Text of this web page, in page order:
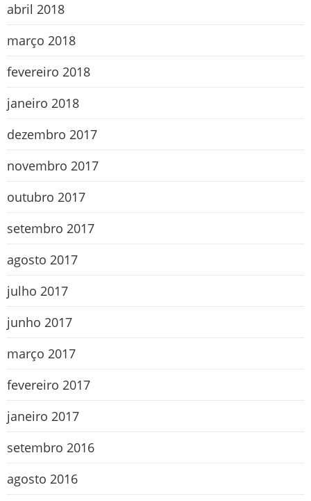
abril 2018
março 2018
fevereiro 2018
janeiro 2018
dezembro 2017
novembro 2017
outubro 2017
setembro 2017
agosto 2017
julho 2017
junho 2017
março 2017
fevereiro 2017
janeiro 2017
setembro 2016
agosto 2016